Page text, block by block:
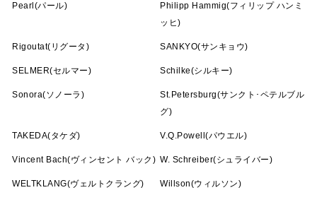
Pearl(パール)
Philipp Hammig(フィリップ ハンミ
ッヒ)
Rigoutat(リグータ) SANKYO(サンキョウ)
SELMER(セルマー) Schilke(シルキー)
Sonora(ソノーラ)
St.Petersburg(サンクト･ペテルブル
グ)
TAKEDA(タケダ) V.Q.Powell(パウエル)
Vincent Bach(ヴィンセント バック) W. Schreiber(シュライバー)
WELTKLANG(ヴェルトクラング) Willson(ウィルソン)